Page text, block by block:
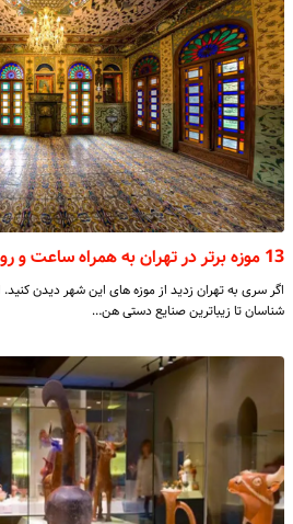
13 موزه برتر در تهران به همراه ساعت و روز بازدید
اگر سری به تهران زدید از موزه های این شهر دیدن
شناسان تا زیباترین صنایع دستی هن…